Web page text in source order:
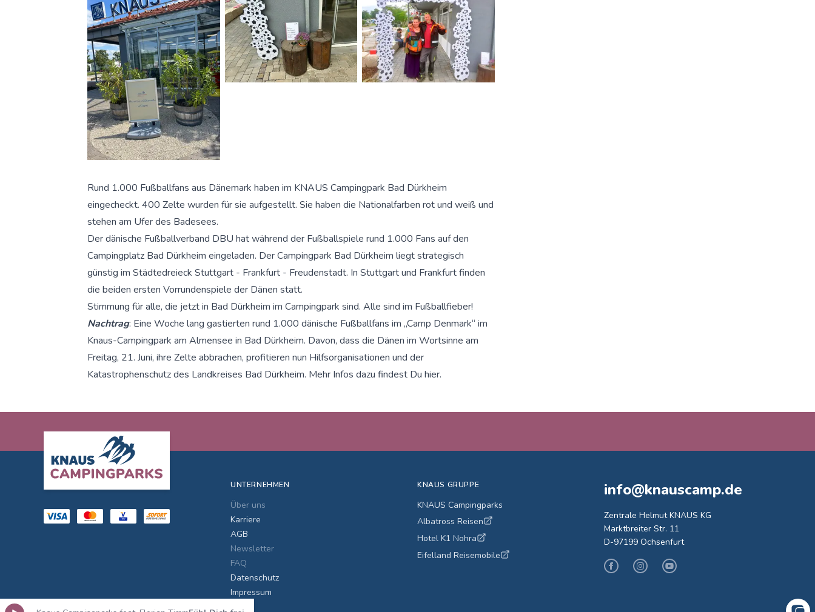
Rund 1.000 Fußballfans aus Dänemark haben im KNAUS Campingpark Bad Dürkheim
eingecheckt. 400 Zelte wurden für sie aufgestellt. Sie haben die Nationalfarben rot und weiß und
stehen am Ufer des Badesees.
Der dänische Fußballverband DBU hat während der Fußballspiele rund 1.000 Fans auf den
Campingplatz Bad Dürkheim eingeladen. Der Campingpark Bad Dürkheim liegt strategisch
günstig im Städtedreieck Stuttgart - Frankfurt - Freudenstadt. In Stuttgart und Frankfurt finden
die beiden ersten Vorrundenspiele der Dänen statt.
Stimmung für alle, die jetzt in Bad Dürkheim im Campingpark sind. Alle sind im Fußballfieber!
Nachtrag: Eine Woche lang gastierten rund 1.000 dänische Fußballfans im „Camp Denmark“ im
Knaus-Campingpark am Almensee in Bad Dürkheim. Davon, dass die Dänen im Wortsinne am
Freitag, 21. Juni, ihre Zelte abbrachen, profitieren nun Hilfsorganisationen und der
Katastrophenschutz des Landkreises Bad Dürkheim. Mehr Infos dazu findest Du hier.
UNTERNEHMEN
Über uns
Karriere
AGB
Newsletter
FAQ
Datenschutz
Impressum
KNAUS GRUPPE
KNAUS Campingparks
Albatross Reisen
Hotel K1 Nohra
Eifelland Reisemobile
info@knauscamp.de
Zentrale Helmut KNAUS KG
Marktbreiter Str. 11
D-97199 Ochsenfurt
FacebookInstagramYoutube